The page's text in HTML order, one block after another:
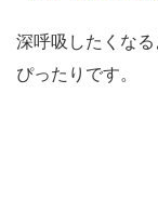
深呼吸したくな
ぴったりです。